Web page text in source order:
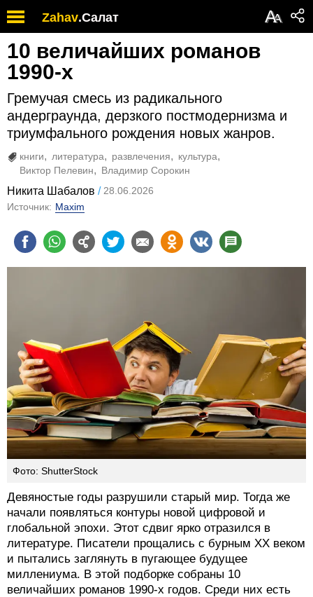
Zahav.Салат АА
10 величайших романов
1990-х
Гремучая смесь из радикального
андерграунда, дерзкого постмодернизма и
триумфального рождения новых жанров.
книги литература развлечения
культура
Виктор Пелевин
Владимир Сорокин
Никита Шабалов
28.06.2026
Источник: Maxim
Фото: ShutterStock
Девяностые годы разрушили старый мир. Тогда же
начали появляться контуры новой цифровой и
глобальной эпохи. Этот сдвиг ярко отразился в
литературе. Писатели прощались с бурным XX веком
и пытались заглянуть в пугающее будущее
миллениума. В этой подборке собраны 10
величайших романов 1990-х годов. Среди них есть